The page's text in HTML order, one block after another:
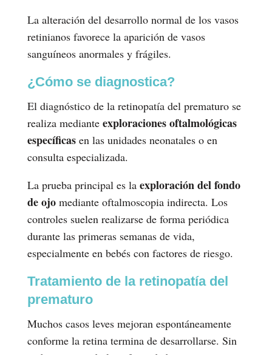
La alteración del desarrollo normal de los vasos
retinianos favorece la aparición de vasos
sanguíneos anormales y frágiles.
¿Cómo se diagnostica?
El diagnóstico de la retinopatía del prematuro se
realiza mediante exploraciones oftalmológicas
específicasen las unidades neonatales o en
consulta especializada.
La prueba principal es la exploración del fondo
de ojo mediante oftalmoscopia indirecta. Los
controles suelen realizarse de forma periódica
durante las primeras semanas de vida,
especialmente en bebés con factores de riesgo.
Tratamiento de la retinopatía del
prematuro
Muchos casos leves mejoran espontáneamente
conforme la retina termina de desarrollarse. Sin